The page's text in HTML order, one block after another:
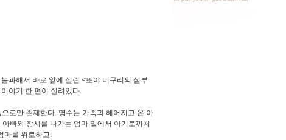
과해서 바로 앞에 실린 <또야 너구리의 심부
야기 한 편이 실려있다.
로만 존재한다. 명수는 가족과 헤어지고 온 아
빠와 장사를 나가는 엄마 밑에서 아기토끼처
마를 위로하고.